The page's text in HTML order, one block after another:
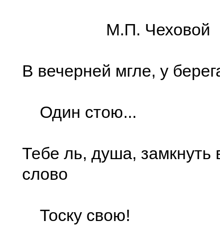
М.П. Чеховой
В вечерней мгле, у
Один стою...
Тебе ль, душа, замкнуть
слово
Тоску свою!